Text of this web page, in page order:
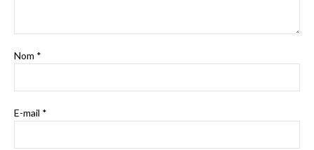
Nom *
E-mail *